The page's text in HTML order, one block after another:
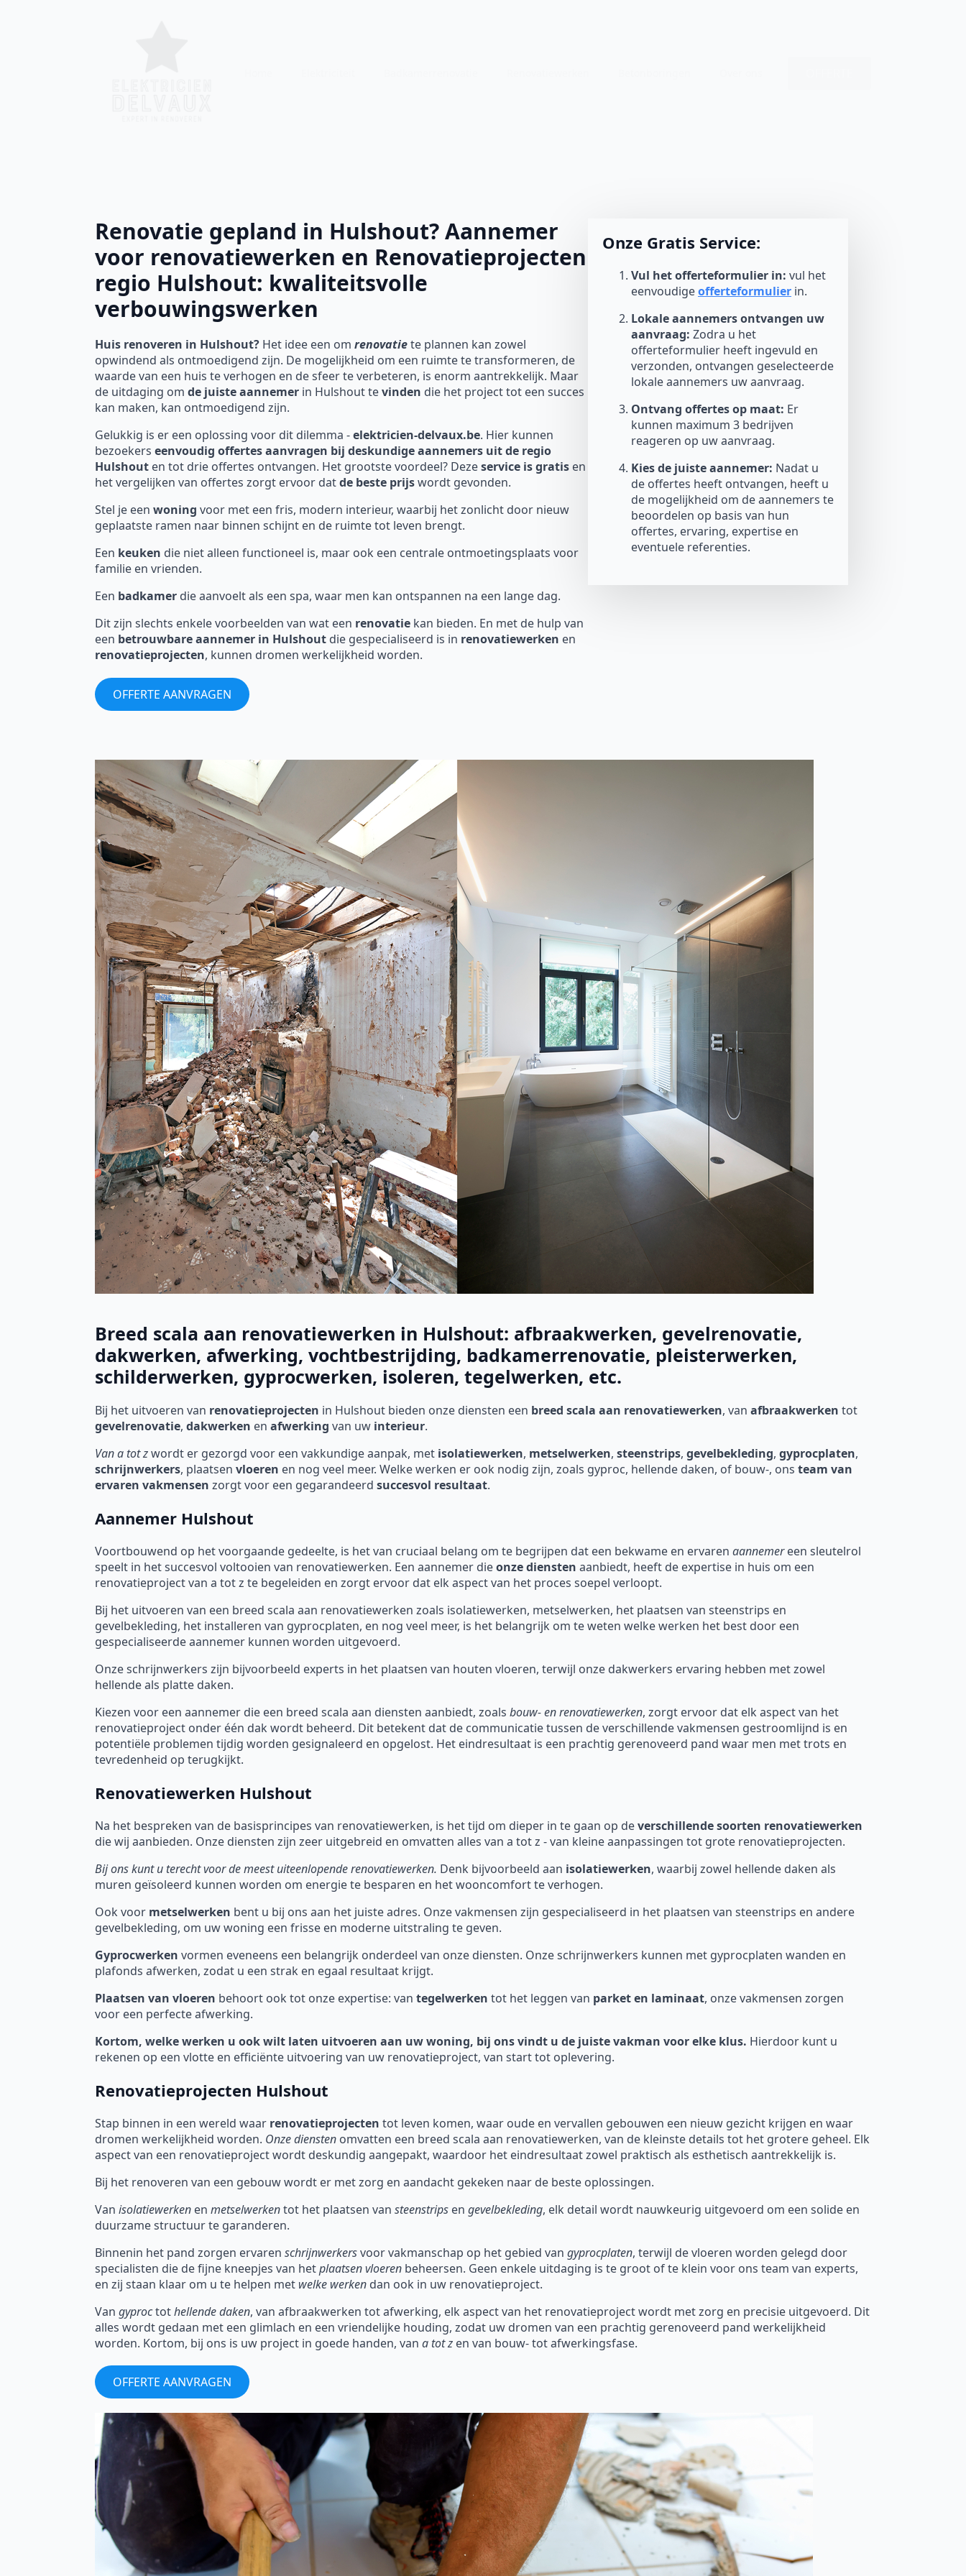
Renovatie gepland in Hulshout? Aannemer
voor renovatiewerken en Renovatieprojecten
regio Hulshout: kwaliteitsvolle
verbouwingswerken
Huis renoveren in Hulshout? Het idee een om renovatiete plannen kan zowel
opwindend als ontmoedigend zijn. De mogelijkheid om een ruimte te transformeren, de
waarde van een huis te verhogen en de sfeer te verbeteren, is enorm aantrekkelijk. Maar
de uitdaging om de juiste aannemer in Hulshout tevinden die het project tot een succes
kan maken, kan ontmoedigend zijn.
Gelukkig is er een oplossing voor dit dilemma -elektricien-delvaux.be. Hier kunnen
bezoekers eenvoudig offertes aanvragen bij deskundige aannemers uit de regio
Hulshout en tot drie offertes ontvangen. Het grootste voordeel? Dezeservice is gratis en
het vergelijken van offertes zorgt ervoor datde beste prijswordt gevonden.
Stel je een woning voor met een fris, modern interieur, waarbij het zonlicht door nieuw
geplaatste ramen naar binnen schijnt en de ruimte tot leven brengt.
Een keuken die niet alleen functioneel is, maar ook een centrale ontmoetingsplaats voor
familie en vrienden.
Een badkamer die aanvoelt als een spa, waar men kan ontspannen na een lange dag.
Dit zijn slechts enkele voorbeelden van wat een renovatie kan bieden. En met de hulp van
een betrouwbare aannemer in Hulshout die gespecialiseerd is in renovatiewerken en
renovatieprojecten, kunnen dromen werkelijkheid worden.
OFFERTE AANVRAGEN
Onze Gratis Service:
Vul het offerteformulier in: vul het
eenvoudigeofferteformulier in.
Lokale aannemers ontvangen uw
aanvraag: Zodra u het
offerteformulier heeft ingevuld en
verzonden, ontvangen geselecteerde
lokale aannemers uw aanvraag.
Ontvang offertes op maat: Er
kunnen maximum 3 bedrijven
reageren op uw aanvraag.
Kies de juiste aannemer: Nadat u
de offertes heeft ontvangen, heeft u
de mogelijkheid om de aannemers te
beoordelen op basis van hun
offertes, ervaring, expertise en
eventuele referenties.
Breed scala aan renovatiewerken in Hulshout: afbraakwerken, gevelrenovatie,
dakwerken, afwerking, vochtbestrijding, badkamerrenovatie, pleisterwerken,
schilderwerken, gyprocwerken, isoleren, tegelwerken, etc.
Bij het uitvoeren van renovatieprojecten in Hulshout bieden onze diensten een breed scala aan renovatiewerken, van afbraakwerken tot
gevelrenovatie, dakwerken en afwerking van uw interieur.
Van a tot zwordt er gezorgd voor een vakkundige aanpak, met isolatiewerken, metselwerken, steenstrips, gevelbekleding, gyprocplaten,
schrijnwerkers, plaatsen vloeren en nog veel meer. Welke werken er ook nodig zijn, zoals gyproc, hellende daken, of bouw-, ons team van
ervaren vakmensen zorgt voor een gegarandeerd succesvol resultaat.
Aannemer Hulshout
Voortbouwend op het voorgaande gedeelte, is het van cruciaal belang om te begrijpen dat een bekwame en ervaren aannemereen sleutelrol
speelt in het succesvol voltooien van renovatiewerken. Een aannemer dieonze diensten aanbiedt, heeft de expertise in huis om een
renovatieproject van a tot z te begeleiden en zorgt ervoor dat elk aspect van het proces soepel verloopt.
Bij het uitvoeren van een breed scala aan renovatiewerken zoals isolatiewerken, metselwerken, het plaatsen van steenstrips en
gevelbekleding, het installeren van gyprocplaten, en nog veel meer, is het belangrijk om te weten welke werken het best door een
gespecialiseerde aannemer kunnen worden uitgevoerd.
Onze schrijnwerkers zijn bijvoorbeeld experts in het plaatsen van houten vloeren, terwijl onze dakwerkers ervaring hebben met zowel
hellende als platte daken.
Kiezen voor een aannemer die een breed scala aan diensten aanbiedt, zoals bouw- en renovatiewerken, zorgt ervoor dat elk aspect van het
renovatieproject onder één dak wordt beheerd. Dit betekent dat de communicatie tussen de verschillende vakmensen gestroomlijnd is en
potentiële problemen tijdig worden gesignaleerd en opgelost. Het eindresultaat is een prachtig gerenoveerd pand waar men met trots en
tevredenheid op terugkijkt.
Renovatiewerken Hulshout
Na het bespreken van de basisprincipes van renovatiewerken, is het tijd om dieper in te gaan op deverschillende soorten renovatiewerken
die wij aanbieden. Onze diensten zijn zeer uitgebreid en omvatten alles van a tot z - van kleine aanpassingen tot grote renovatieprojecten.
Bij ons kunt u terecht voor de meest uiteenlopende renovatiewerken. Denk bijvoorbeeld aan isolatiewerken, waarbij zowel hellende daken als
muren geïsoleerd kunnen worden om energie te besparen en het wooncomfort te verhogen.
Ook voor metselwerken bent u bij ons aan het juiste adres. Onze vakmensen zijn gespecialiseerd in het plaatsen van steenstrips en andere
gevelbekleding, om uw woning een frisse en moderne uitstraling te geven.
Gyprocwerken vormen eveneens een belangrijk onderdeel van onze diensten. Onze schrijnwerkers kunnen met gyprocplaten wanden en
plafonds afwerken, zodat u een strak en egaal resultaat krijgt.
Plaatsen van vloeren behoort ook tot onze expertise: van tegelwerken tot het leggen van parket en laminaat, onze vakmensen zorgen
voor een perfecte afwerking.
Kortom, welke werken u ook wilt laten uitvoeren aan uw woning, bij ons vindt u de juiste vakman voor elke klus. Hierdoor kunt u
rekenen op een vlotte en efficiënte uitvoering van uw renovatieproject, van start tot oplevering.
Renovatieprojecten Hulshout
Stap binnen in een wereld waar renovatieprojecten tot leven komen, waar oude en vervallen gebouwen een nieuw gezicht krijgen en waar
dromen werkelijkheid worden. Onze diensten omvatten een breed scala aan renovatiewerken, van de kleinste details tot het grotere geheel. Elk
aspect van een renovatieproject wordt deskundig aangepakt, waardoor het eindresultaat zowel praktisch als esthetisch aantrekkelijk is.
Bij het renoveren van een gebouw wordt er met zorg en aandacht gekeken naar de beste oplossingen.
Van isolatiewerken en metselwerkentot het plaatsen van steenstrips en gevelbekleding, elk detail wordt nauwkeurig uitgevoerd om een solide en
duurzame structuur te garanderen.
Binnenin het pand zorgen ervaren schrijnwerkersvoor vakmanschap op het gebied van gyprocplaten, terwijl de vloeren worden gelegd door
specialisten die de fijne kneepjes van hetplaatsen vloeren beheersen. Geen enkele uitdaging is te groot of te klein voor ons team van experts,
en zij staan klaar om u te helpen met welke werken dan ook in uw renovatieproject.
Van gyproctothellende daken, van afbraakwerken tot afwerking, elk aspect van het renovatieproject wordt met zorg en precisie uitgevoerd. Dit
alles wordt gedaan met een glimlach en een vriendelijke houding, zodat uw dromen van een prachtig gerenoveerd pand werkelijkheid
worden. Kortom, bij ons is uw project in goede handen, van a tot z en van bouw- tot afwerkingsfase.
OFFERTE AANVRAGEN